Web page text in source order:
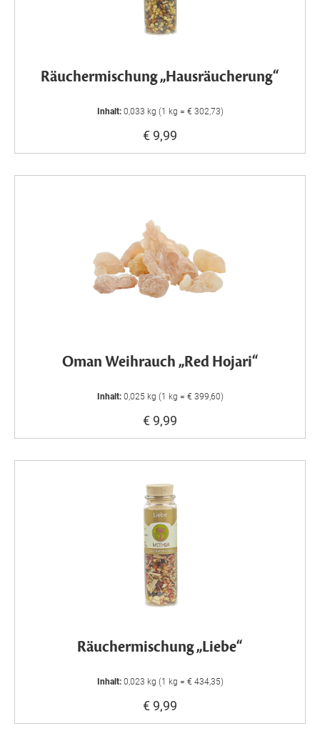
Räuchermischung „Hausräucherung“
Inhalt: 0,033 kg (1 kg = € 302,73)
€ 9,99
Oman Weihrauch „Red Hojari“
Inhalt: 0,025 kg (1 kg = € 399,60)
€ 9,99
Räuchermischung „Liebe“
Inhalt: 0,023 kg (1 kg = € 434,35)
€ 9,99